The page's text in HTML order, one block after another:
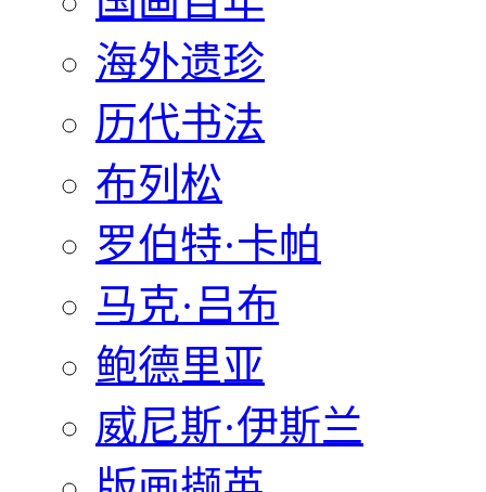
海外遗珍
历代书法
布列松
罗伯特·卡帕
马克·吕布
鲍德里亚
威尼斯·伊斯兰